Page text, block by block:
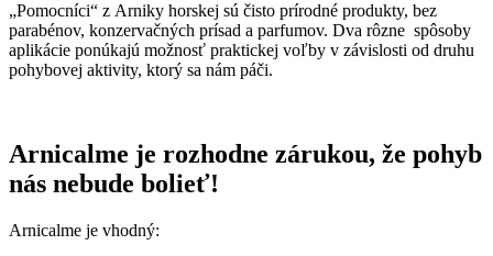
„Pomocníci“ z Arniky horskej sú čisto prírodné produkty, bez
parabénov, konzervačných prísad a parfumov. Dva rôzne spôsoby
aplikácie ponúkajú možnosť praktickej voľby v závislosti od druhu
pohybovej aktivity, ktorý sa nám páči.
Arnicalme je rozhodne zárukou, že pohyb
nás nebude bolieť!
Arnicalme je vhodný: